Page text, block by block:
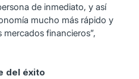
de inmediato, y así
mucho más rápido y
financieros”,
del éxito